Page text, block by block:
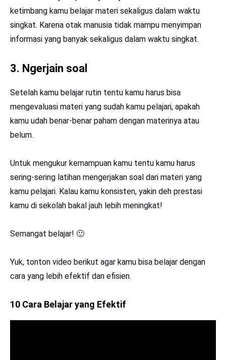
ketimbang kamu belajar materi sekaligus dalam waktu
singkat. Karena otak manusia tidak mampu menyimpan
informasi yang banyak sekaligus dalam waktu singkat.
3. Ngerjain soal
Setelah kamu belajar rutin tentu kamu harus bisa
mengevaluasi materi yang sudah kamu pelajari, apakah
kamu udah benar-benar paham dengan materinya atau
belum.
Untuk mengukur kemampuan kamu tentu kamu harus
sering-sering latihan mengerjakan soal dari materi yang
kamu pelajari. Kalau kamu konsisten, yakin deh prestasi
kamu di sekolah bakal jauh lebih meningkat!
Semangat belajar! 🙂
Yuk, tonton video berikut agar kamu bisa belajar dengan
cara yang lebih efektif dan efisien.
10 Cara Belajar yang Efektif